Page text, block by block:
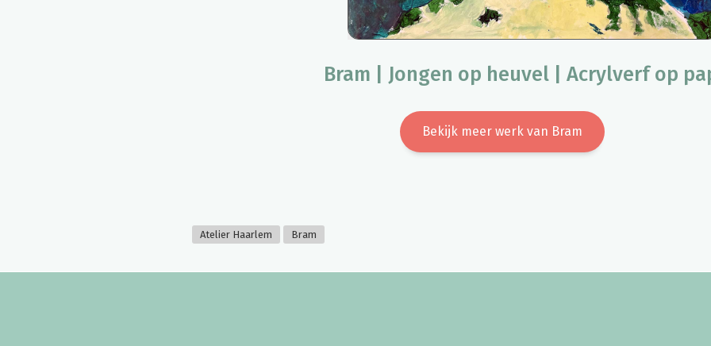
Bram | Jongen op heuvel | Acrylverf op
Bekijk meer werk van Bram
Atelier Haarlem Bram